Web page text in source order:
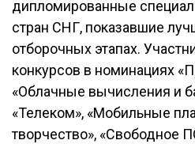
дипломированные
стран СНГ, показавшие
отборочных этапах.
конкурсов в номинациях
«Облачные вычисления и
«Телеком», «Мобильные
творчество», «Свободное